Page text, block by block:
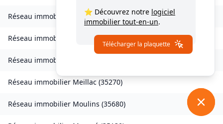
Réseau immobilier Louvigné-du-Désert(35420)
Réseau immobilier Martigné-Ferchaud
Réseau immobilier
Réseau immobilier Meillac (35270)
Réseau immobilier Moulins (35680)
⭐ Découvrez notre logiciel
immobilier tout-en-un.
Télécharger la plaquette